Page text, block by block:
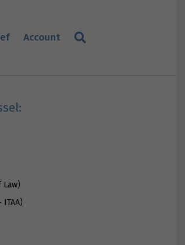
Account
Law)